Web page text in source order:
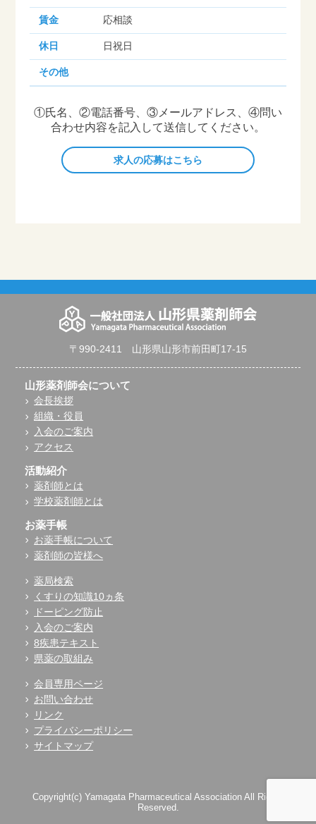
賃金 応相談
休日 日祝日
その他
①氏名、②電話番号、③メールアドレス、④問い
合わせ内容を記入して送信してください。
求人の応募はこちら
〒990-2411 山形県山形市前田町17-15
山形薬剤師会について
会長挨拶
組織・役員
入会のご案内
アクセス
活動紹介
薬剤師とは
学校薬剤師とは
お薬手帳
お薬手帳について
薬剤師の皆様へ
薬局検索
くすりの知識10ヵ条
ドーピング防止
入会のご案内
8疾患テキスト
県薬の取組み
会員専用ページ
お問い合わせ
リンク
プライバシーポリシー
サイトマップ
Copyright(c) Yamagata Pharmaceutical Association All Rights
Reserved.